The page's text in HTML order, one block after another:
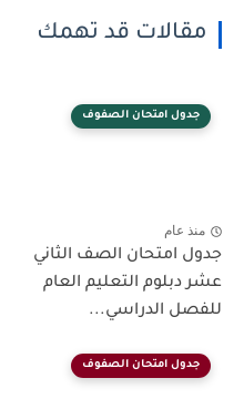
مقالات قد تهمك
جدول امتحان الصفوف
منذ عام
جدول امتحان الصف الثاني
عشر دبلوم التعليم العام
للفصل الدراسي...
جدول امتحان الصفوف